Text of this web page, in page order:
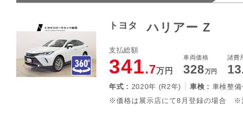
トヨタ ハリアー Z
支払総額
341.7万円
車両価格
328万円
諸費
13
年式 : 2020年 (R2年) 車検 : 車検整備
※価格は展示店にて8月登録の場合 ※